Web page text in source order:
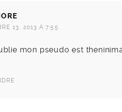
13, 2013 À 7:55
mon pseudo est